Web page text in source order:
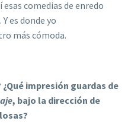
comedias de enredo
es donde yo
más cómoda.
impresión guardas de
, bajo la dirección de